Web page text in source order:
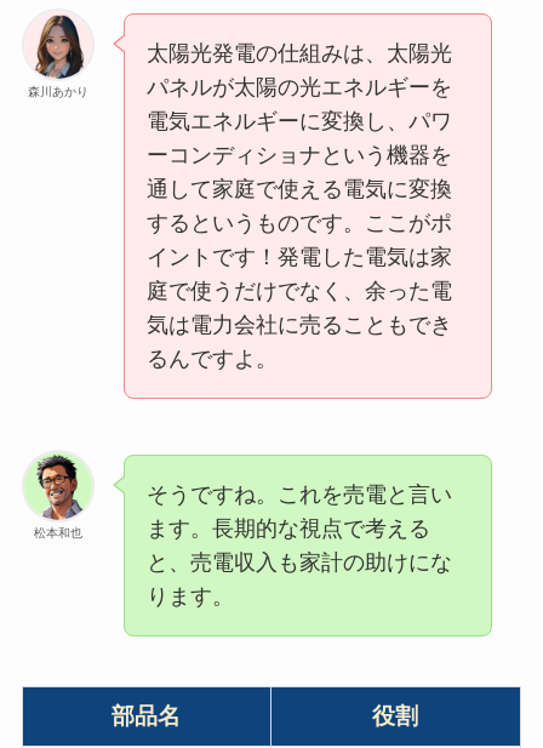
森川あかり
太陽光発電の仕組みは、太陽光
パネルが太陽の光エネルギーを
電気エネルギーに変換し、パワ
ーコンディショナという機器を
通して家庭で使える電気に変換
するというものです。ここがポ
イントです！発電した電気は家
庭で使うだけでなく、余った電
気は電力会社に売ることもでき
るんですよ。
松本和也
そうですね。これを売電と言い
ます。長期的な視点で考える
と、売電収入も家計の助けにな
ります。
部品名 役割